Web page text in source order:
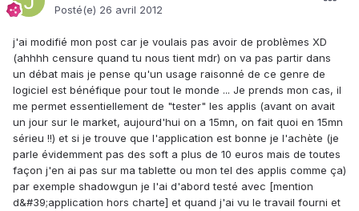
Posté(e) 26 avril 2012
j'ai modifié mon post car je voulais pas avoir de problèmes XD
(ahhhh censure quand tu nous tient mdr) on va pas partir dans
un débat mais je pense qu'un usage raisonné de ce genre de
logiciel est bénéfique pour tout le monde ... Je prends mon cas, il
me permet essentiellement de "tester" les applis (avant on avait
un jour sur le market, aujourd'hui on a 15mn, on fait quoi en 15mn
sérieu !!) et si je trouve que l'application est bonne je l'achète (je
parle évidemment pas des soft a plus de 10 euros mais de toutes
façon j'en ai pas sur ma tablette ou mon tel des applis comme ça)
par exemple shadowgun je l'ai d'abord testé avec [mention
d&#39;application hors charte] et quand j'ai vu le travail fourni et